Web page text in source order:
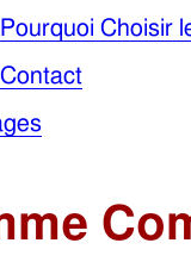
Choisir